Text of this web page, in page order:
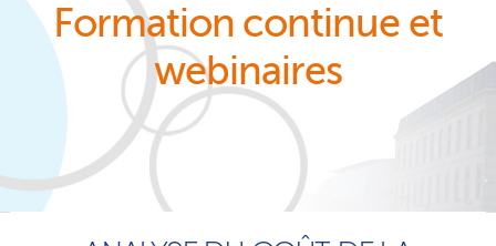
Formation continue et
webinaires